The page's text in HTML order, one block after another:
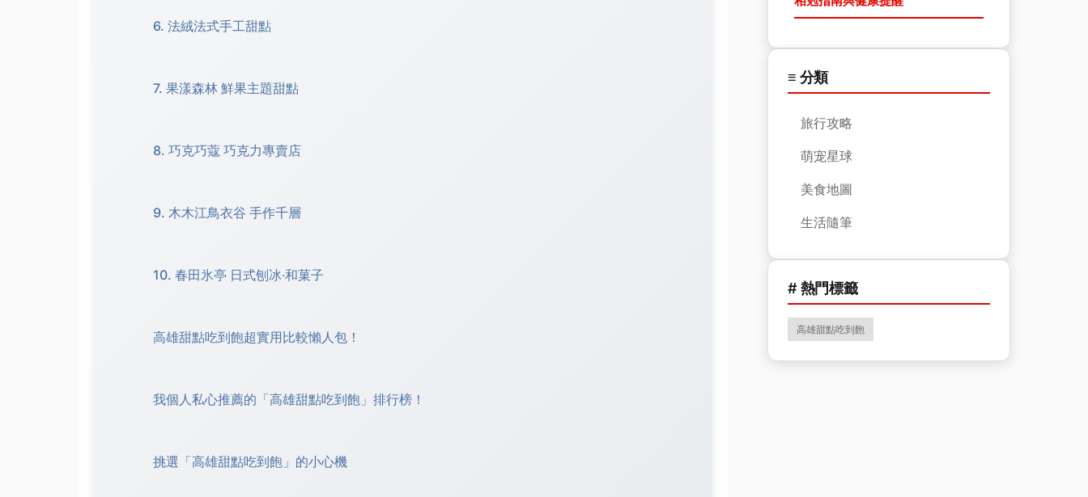
6. 法絨法式手工甜點
7. 果漾森林 鮮果主題甜點
8. 巧克巧蔻 巧克力專賣店
9. 木木江鳥衣谷 手作千層
10. 春田氷亭 日式刨冰‧和菓子
高雄甜點吃到飽超實用比較懶人包！
我個人私心推薦的「高雄甜點吃到飽」排行榜！
挑選「高雄甜點吃到飽」的小心機
≡ 分類
旅行攻略
萌宠星球
美食地圖
生活隨筆
# 熱門標籤
高雄甜點吃到飽